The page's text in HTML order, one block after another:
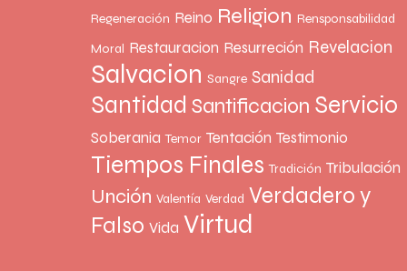
Regeneración Reino Religion Rensponsabilidad
Moral Restauracion Resurreción Revelacion
Salvacion Sangre Sanidad
Santidad Santificacion Servicio
Soberania Temor Tentación Testimonio
Tiempos Finales Tradición Tribulación
Unción Valentía Verdad Verdadero y
Falso Vida Virtud